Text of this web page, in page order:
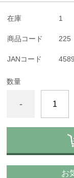
在庫 1
商品コード 225
JANコード
数量
-
お